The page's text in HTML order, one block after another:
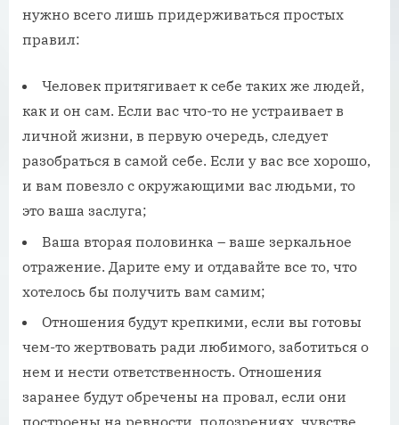
нужно всего лишь придерживаться простых
правил:
Человек притягивает к себе таких же людей,
как и он сам. Если вас что-то не устраивает в
личной жизни, в первую очередь, следует
разобраться в самой себе. Если у вас все хорошо,
и вам повезло с окружающими вас людьми, то
это ваша заслуга;
Ваша вторая половинка – ваше зеркальное
отражение. Дарите ему и отдавайте все то, что
хотелось бы получить вам самим;
Отношения будут крепкими, если вы готовы
чем-то жертвовать ради любимого, заботиться о
нем и нести ответственность. Отношения
заранее будут обречены на провал, если они